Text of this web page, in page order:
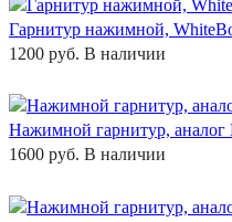
Гарнитур нажимной,
1200 руб. В наличии
Нажимной гарнитур,
1600 руб. В наличии